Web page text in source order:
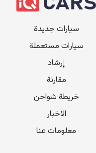
سيارات جديدة
سيارات مستعملة
إرشاد
مقارنة
خريطة شواحن
الاخبار
معلومات عنا